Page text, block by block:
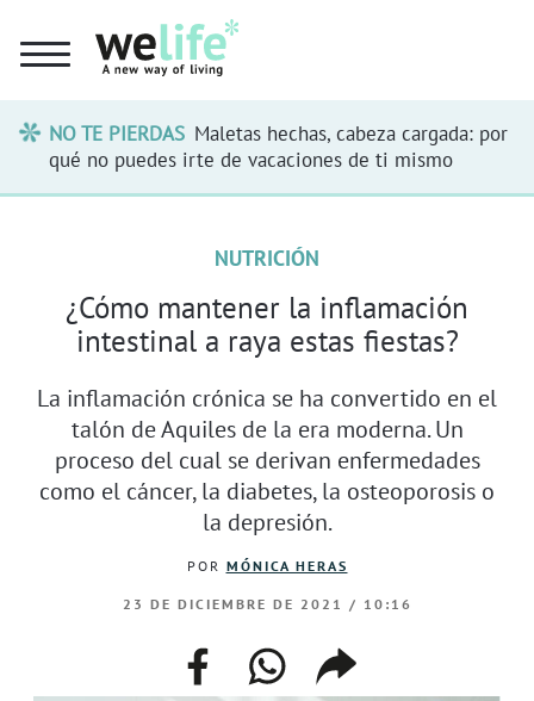
NO TE PIERDAS Maletas hechas, cabeza cargada: por
qué no puedes irte de vacaciones de ti mismo
NUTRICIÓN
¿Cómo mantener la inflamación
intestinal a raya estas fiestas?
La inflamación crónica se ha convertido en el
talón de Aquiles de la era moderna. Un
proceso del cual se derivan enfermedades
como el cáncer, la diabetes, la osteoporosis o
la depresión.
POR MÓNICA HERAS
23 DE DICIEMBRE DE 2021 / 10:16
facebookwhatsappcompartir
enlace